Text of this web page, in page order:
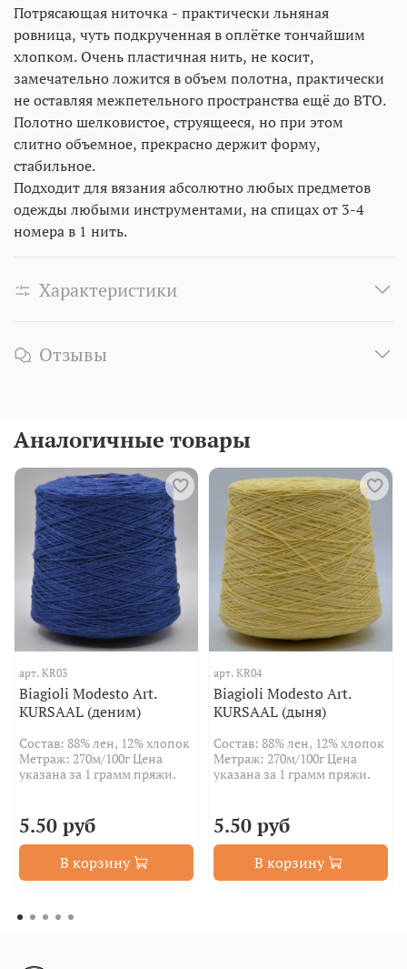
Потрясающая ниточка - практически льняная
ровница, чуть подкрученная в оплётке тончайшим
хлопком. Очень пластичная нить, не косит,
замечательно ложится в объем полотна, практически
не оставляя межпетельного пространства ещё до ВТО.
Полотно шелковистое, струящееся, но при этом
слитно объемное, прекрасно держит форму,
стабильное.
Подходит для вязания абсолютно любых предметов
одежды любыми инструментами, на спицах от 3-4
номера в 1 нить.
Характеристики
Отзывы
Аналогичные товары
арт. KR03
Biagioli Modesto Art.
KURSAAL (деним)
Состав: 88% лен, 12% хлопок
Метраж: 270м/100г Цена
указана за 1 грамм пряжи.
5.50 руб
В корзину
арт. KR04
Biagioli Modesto Art.
KURSAAL (дыня)
Состав: 88% лен, 12% хлопок
Метраж: 270м/100г Цена
указана за 1 грамм пряжи.
5.50 руб
В корзину